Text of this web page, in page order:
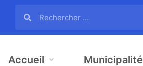
Accueil Municipalité